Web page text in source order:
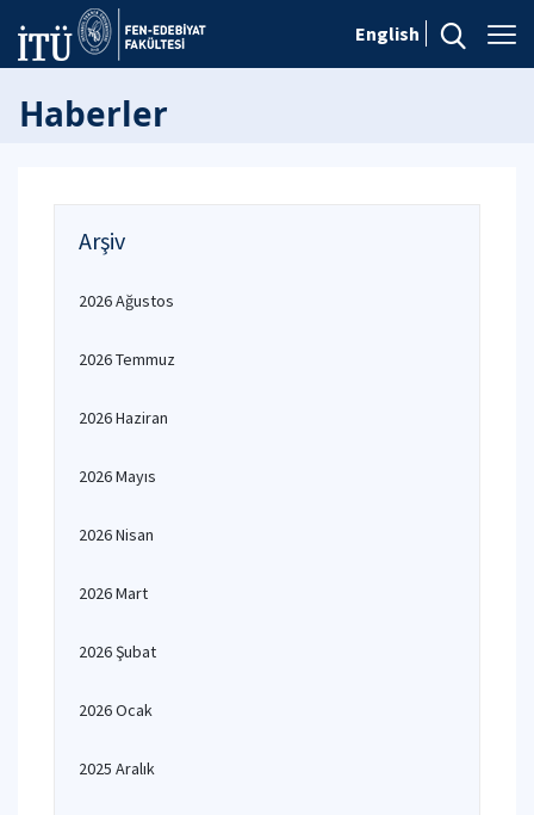
English
Haberler
Arşiv
2026 Ağustos
2026 Temmuz
2026 Haziran
2026 Mayıs
2026 Nisan
2026 Mart
2026 Şubat
2026 Ocak
2025 Aralık